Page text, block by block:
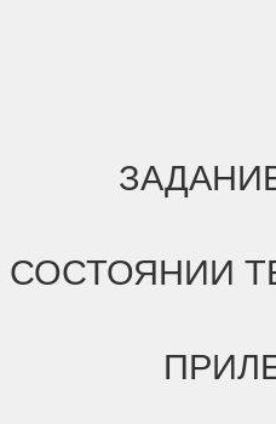
СОСТОЯНИИ